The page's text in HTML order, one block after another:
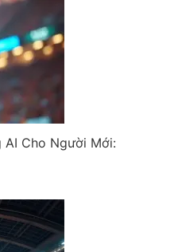
AI Cho Người Mới: